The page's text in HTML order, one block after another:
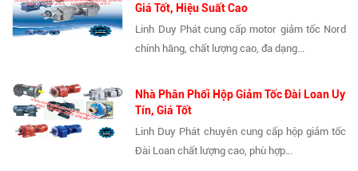
Giá Tốt, Hiệu Suất Cao
Linh Duy Phát cung cấp motor giảm tốc Nord
chính hãng, chất lượng cao, đa dạng...
Nhà Phân Phối Hộp Giảm Tốc Đài Loan Uy
Tín, Giá Tốt
Linh Duy Phát chuyên cung cấp hộp giảm tốc
Đài Loan chất lượng cao, phù hợp...